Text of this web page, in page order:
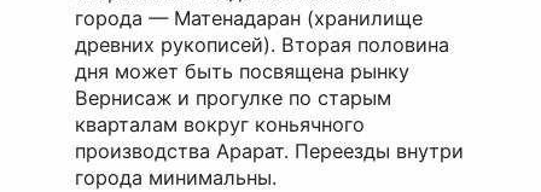
города — Матенадаран (хранилище
древних рукописей). Вторая половина
дня может быть посвящена рынку
Вернисаж и прогулке по старым
кварталам вокруг коньячного
производства Арарат. Переезды внутри
города минимальны.